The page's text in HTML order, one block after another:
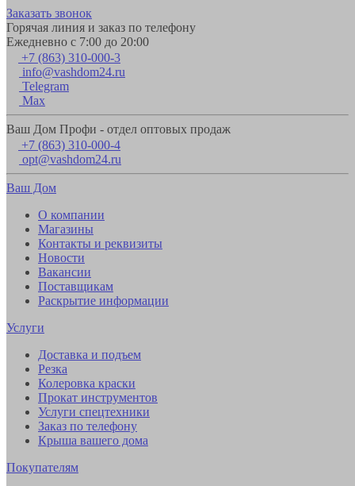
Заказать звонок
Горячая линия и заказ по телефону
Ежедневно с 7:00 до 20:00
+7 (863) 310-000-3
info@vashdom24.ru
Telegram
Max
Ваш Дом Профи - отдел оптовых продаж
+7 (863) 310-000-4
opt@vashdom24.ru
Ваш Дом
О компании
Магазины
Контакты и реквизиты
Новости
Вакансии
Поставщикам
Раскрытие информации
Услуги
Доставка и подъем
Резка
Колеровка краски
Прокат инструментов
Услуги спецтехники
Заказ по телефону
Крыша вашего дома
Покупателям